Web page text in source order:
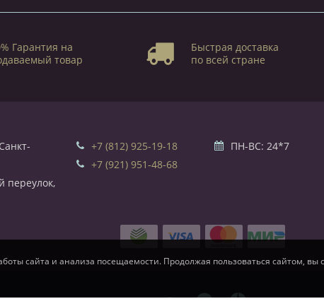
Гарантия на
товар
Быстрая доставка
по всей стране
переулок,
+7 (812) 925-19-18
+7 (921) 951-48-68
ПН-ВС: 24*7
сайта и анализа посещаемости. Продолжая пользоваться сайтом, вы